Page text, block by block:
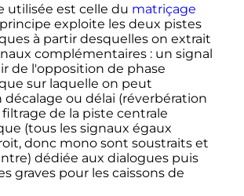
utilisée est celle du matriçage
exploite les deux pistes
à partir desquelles on extrait
complémentaires : un signal
de l'opposition de phase
sur laquelle on peut
ou délai (réverbération
de la piste centrale
(tous les signaux égaux
donc mono sont soustraits et
dédiée aux dialogues puis
graves pour les caissons de